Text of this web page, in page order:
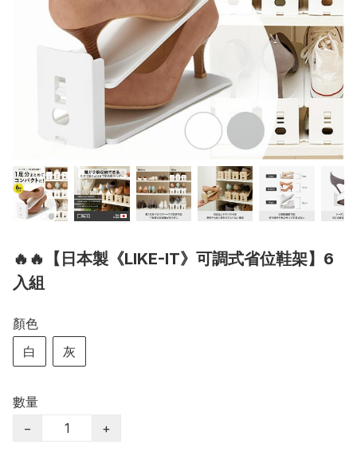
🔥🔥【日本製《LIKE-IT》可調式省位鞋架】6
入組
顏色
白
灰
數量
−
+